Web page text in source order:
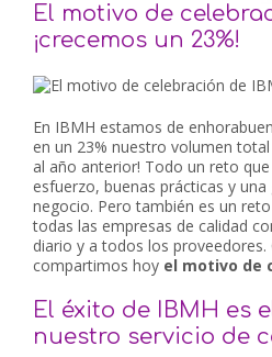
El motivo de
¡crecemos un 23%!
En IBMH estamos de
en un 23% nuestro volumen
al año anterior! Todo un reto
esfuerzo, buenas prácticas y
negocio. Pero también es un
todas las empresas de calidad
diario y a todos los
compartimos hoy el motivo de
El éxito de IBMH es
nuestro servicio de